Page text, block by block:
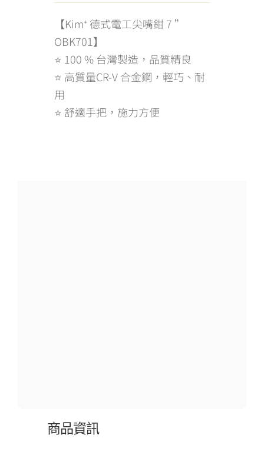
【Kim⁺ 德式電工尖嘴鉗 7 ”
OBK701】
⭐ 100 % 台灣製造，品質精良
⭐ 高質量CR-V 合金鋼，輕巧、耐
用
⭐ 舒適手把，施力方便
商品資訊